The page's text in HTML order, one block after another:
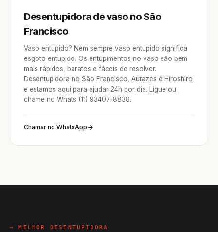
Desentupidora de vaso no São
Francisco
Vaso entupido? Nem sempre vaso entupido significa
esgoto entupido. Os entupimentos no vaso são bem
mais rápidos, baratos e fáceis de resolver.
Desentupidora no São Francisco, Autazes é Hiroshiro
e estamos aqui para ajudar 24h por dia. Ligue ou
chame no Whats (11) 93407-8838.
Chamar no WhatsApp
→ MELHOR DESENTUPIDORA